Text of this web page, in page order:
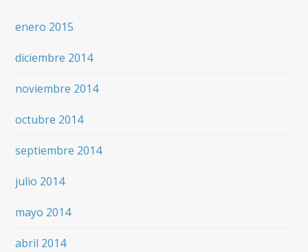
enero 2015
diciembre 2014
noviembre 2014
octubre 2014
septiembre 2014
julio 2014
mayo 2014
abril 2014